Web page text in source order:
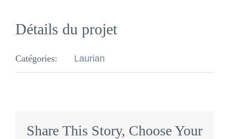
Détails du projet
Catégories: Laurian
Share This Story, Choose Your